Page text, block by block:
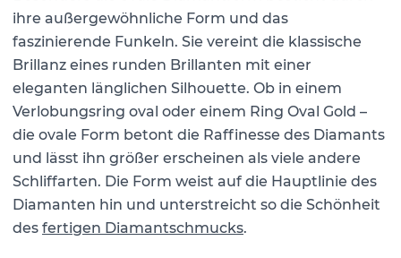
ihre außergewöhnliche Form und das
faszinierende Funkeln. Sie vereint die klassische
Brillanz eines runden Brillanten mit einer
eleganten länglichen Silhouette. Ob in einem
Verlobungsring oval oder einem Ring Oval Gold –
die ovale Form betont die Raffinesse des Diamants
und lässt ihn größer erscheinen als viele andere
Schliffarten. Die Form weist auf die Hauptlinie des
Diamanten hin und unterstreicht so die Schönheit
des fertigen Diamantschmucks.